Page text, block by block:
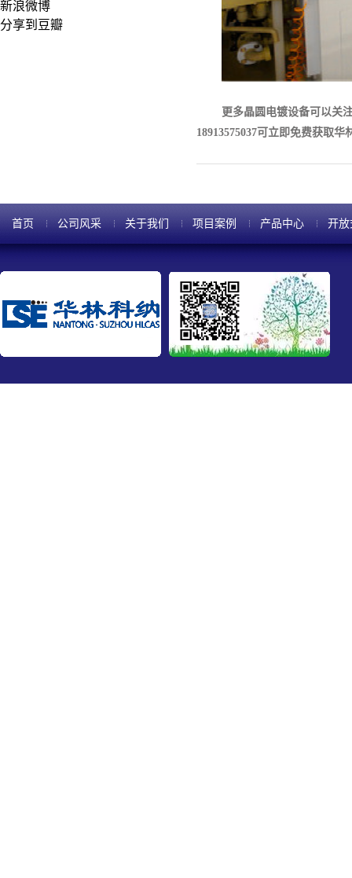
新浪微博
分享到豆瓣
更多晶圆电镀设备可以关
18913575037可立即免费获取华
首页 公司风采 关于我们 项目案例 产品中心 开放